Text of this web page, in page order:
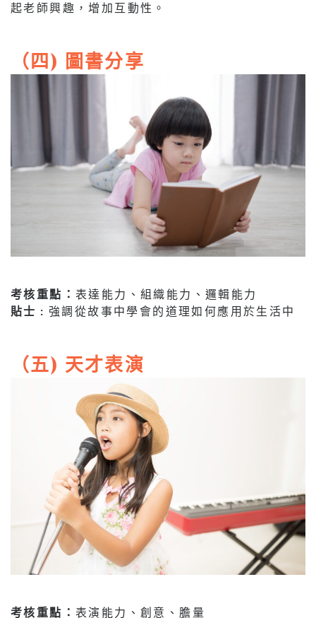
起老師興趣，增加互動性。
（四) 圖書分享
考核重點： 表達能力、組織能力、邏輯能力
貼士 : 強調從故事中學會的道理如何應用於生活中
（五) 天才表演
考核重點： 表演能力、創意、膽量